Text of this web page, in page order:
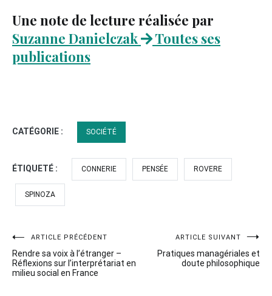
Une note de lecture réalisée par
Suzanne Danielczak
Toutes ses
publications
CATÉGORIE : SOCIÉTÉ
ÉTIQUETÉ : CONNERIE PENSÉE ROVERE
SPINOZA
Navigation
de
ARTICLE PRÉCÉDENT
Rendre sa voix à l’étranger –
Réflexions sur l’interprétariat en
milieu social en France
ARTICLE SUIVANT
Pratiques managériales et
doute philosophique